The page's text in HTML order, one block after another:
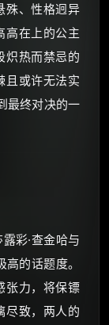
殊、性格迥异
高在上的公主
炽热而禁忌的
且或许无法实
最终对决的一
彩·查金哈与
的话题度。
张力，将保镖
尽致，两人的